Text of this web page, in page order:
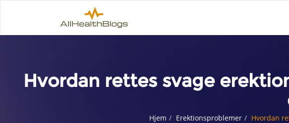
Hvordan rettes svage
Hjem Erektionsproblemer Hvordan